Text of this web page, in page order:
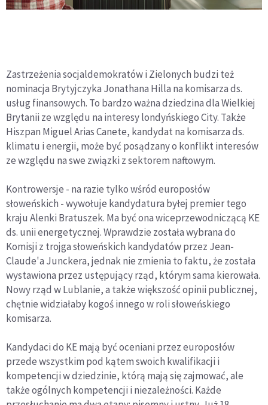
Zastrzeżenia socjaldemokratów i Zielonych budzi też
nominacja Brytyjczyka Jonathana Hilla na komisarza ds.
usług finansowych. To bardzo ważna dziedzina dla Wielkiej
Brytanii ze względu na interesy londyńskiego City. Także
Hiszpan Miguel Arias Canete, kandydat na komisarza ds.
klimatu i energii, może być posądzany o konflikt interesów
ze względu na swe związki z sektorem naftowym.
Kontrowersje - na razie tylko wśród europosłów
słoweńskich - wywołuje kandydatura byłej premier tego
kraju Alenki Bratuszek. Ma być ona wiceprzewodniczącą KE
ds. unii energetycznej. Wprawdzie została wybrana do
Komisji z trojga słoweńskich kandydatów przez Jean-
Claude'a Junckera, jednak nie zmienia to faktu, że została
wystawiona przez ustępujący rząd, którym sama kierowała.
Nowy rząd w Lublanie, a także większość opinii publicznej,
chętnie widziałaby kogoś innego w roli słoweńskiego
komisarza.
Kandydaci do KE mają być oceniani przez europosłów
przede wszystkim pod kątem swoich kwalifikacji i
kompetencji w dziedzinie, którą mają się zajmować, ale
także ogólnych kompetencji i niezależności. Każde